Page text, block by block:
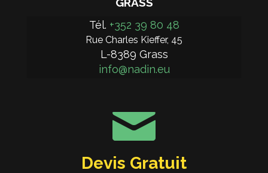
Tél. +352 39 80 48
Rue Charles Kieffer, 45
L-8389 Grass
info@nadin.eu
Devis Gratuit